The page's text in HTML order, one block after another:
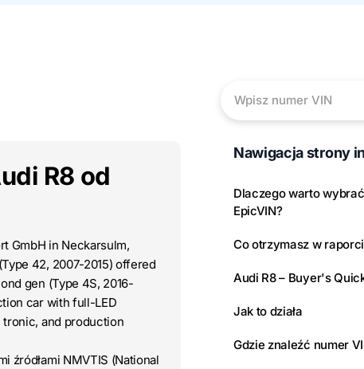
R8 od
GmbH in Neckarsulm,
42, 2007-2015) offered
gen (Type 4S, 2016-
car with full-LED
tronic, and production
źródłami NMVTIS (National
Wpisz numer VIN
Nawigacja strony
Dlaczego warto
EpicVIN?
Co otrzymasz w
Audi R8 – Buyer's
Jak to działa
Gdzie znaleźć numer